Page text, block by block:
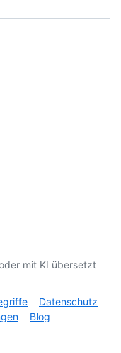
mit KI übersetzt
Datenschutz
Blog